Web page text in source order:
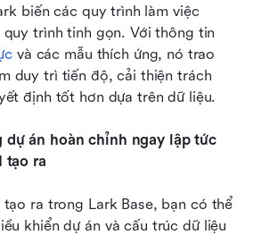
biến các quy trình làm việc
trình tinh gọn. Với thông tin
và các mẫu thích ứng, nó trao
duy trì tiến độ, cải thiện trách
định tốt hơn dựa trên dữ liệu.
dự án hoàn chỉnh ngay lập tức
tạo ra
ra trong Lark Base, bạn có thể
khiển dự án và cấu trúc dữ liệu